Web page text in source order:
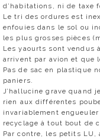
d’habitations, ni de taxe
Le tri des ordures est
enfouies dans le sol ou
les plus grosses pièces
Les yaourts sont vendus
arrivent par avion et que
Pas de sac en plastique
paniers.
J’hallucine grave quand
rien aux différentes
invariablement
recyclage à tout bout de
Par contre, les petits LU,